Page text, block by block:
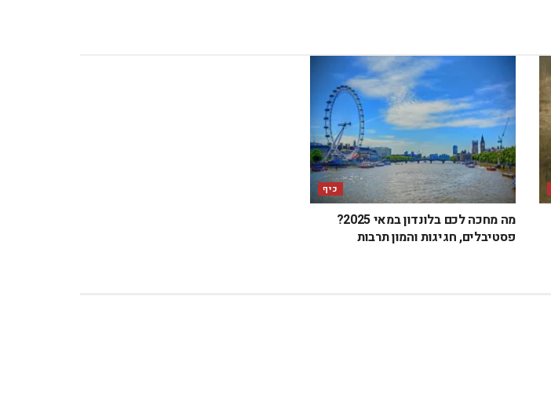
כיף
מה מחכה לכם בלונדון במאי 2025?
פסטיבלים, חגיגות והמון תרבות